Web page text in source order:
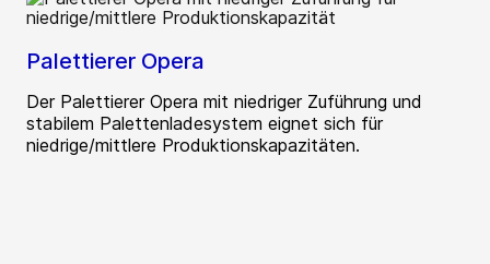
Palettierer Opera
Der Palettierer Opera mit niedriger Zuführung und
stabilem Palettenladesystem eignet sich für
niedrige/mittlere Produktionskapazitäten.